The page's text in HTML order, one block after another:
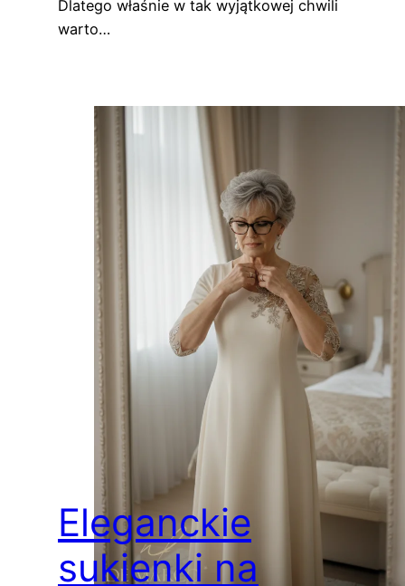
Dlatego właśnie w tak wyjątkowej chwili
warto…
Eleganckie
sukienki na